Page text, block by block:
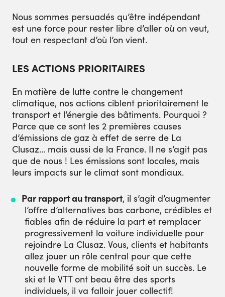
Nous sommes persuadés qu’être indépendant
est une force pour rester libre d’aller où on veut,
tout en respectant d’où l’on vient.
LES ACTIONS PRIORITAIRES
En matière de lutte contre le changement
climatique, nos actions ciblent prioritairement le
transport et l’énergie des bâtiments. Pourquoi ?
Parce que ce sont les 2 premières causes
d’émissions de gaz à effet de serre de La
Clusaz… mais aussi de la France. Il ne s’agit pas
que de nous ! Les émissions sont locales, mais
leurs impacts sur le climat sont mondiaux.
Par rapport au transport, il s’agit d’augmenter
l’offre d’alternatives bas carbone, crédibles et
fiables afin de réduire la part et remplacer
progressivement la voiture individuelle pour
rejoindre La Clusaz. Vous, clients et habitants
allez jouer un rôle central pour que cette
nouvelle forme de mobilité soit un succès. Le
ski et le VTT ont beau être des sports
individuels, il va falloir jouer collectif!